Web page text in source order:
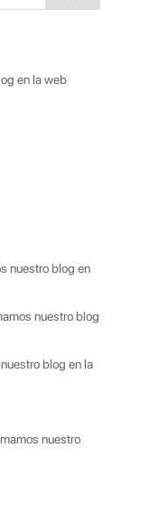
en la web
nuestro blog en
nuestro blog
blog en la
nuestro